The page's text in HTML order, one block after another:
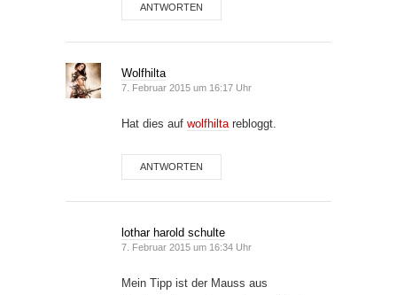
ANTWORTEN
Wolfhilta
7. Februar 2015 um 16:17 Uhr
Hat dies auf wolfhilta rebloggt.
ANTWORTEN
lothar harold schulte
7. Februar 2015 um 16:34 Uhr
Mein Tipp ist der Mauss aus